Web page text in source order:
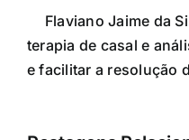
Flaviano Jaime da
terapia de casal e
e facilitar a resolução